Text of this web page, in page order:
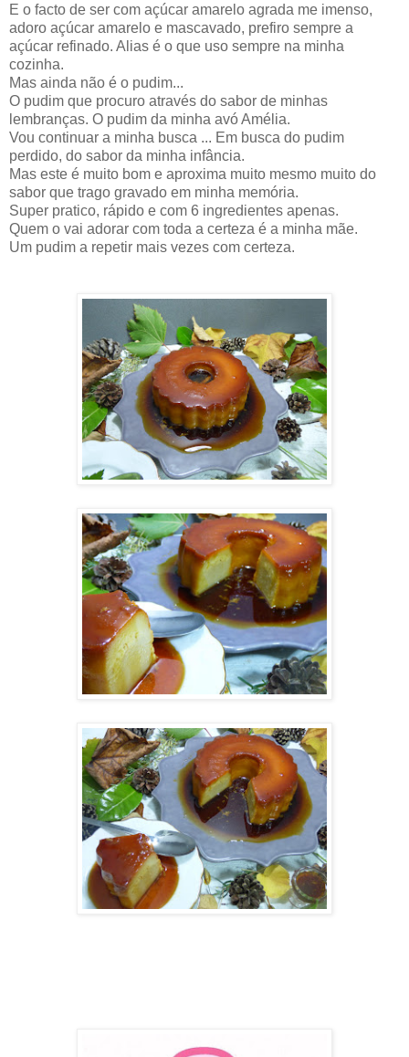
E o facto de ser com açúcar amarelo agrada me imenso,
adoro açúcar amarelo e mascavado, prefiro sempre a
açúcar refinado. Alias é o que uso sempre na minha
cozinha.
Mas ainda não é o pudim...
O pudim que procuro através do sabor de minhas
lembranças. O pudim da minha avó Amélia.
Vou continuar a minha busca ... Em busca do pudim
perdido, do sabor da minha infância.
Mas este é muito bom e aproxima muito mesmo muito do
sabor que trago gravado em minha memória.
Super pratico, rápido e com 6 ingredientes apenas.
Quem o vai adorar com toda a certeza é a minha mãe.
Um pudim a repetir mais vezes com certeza.